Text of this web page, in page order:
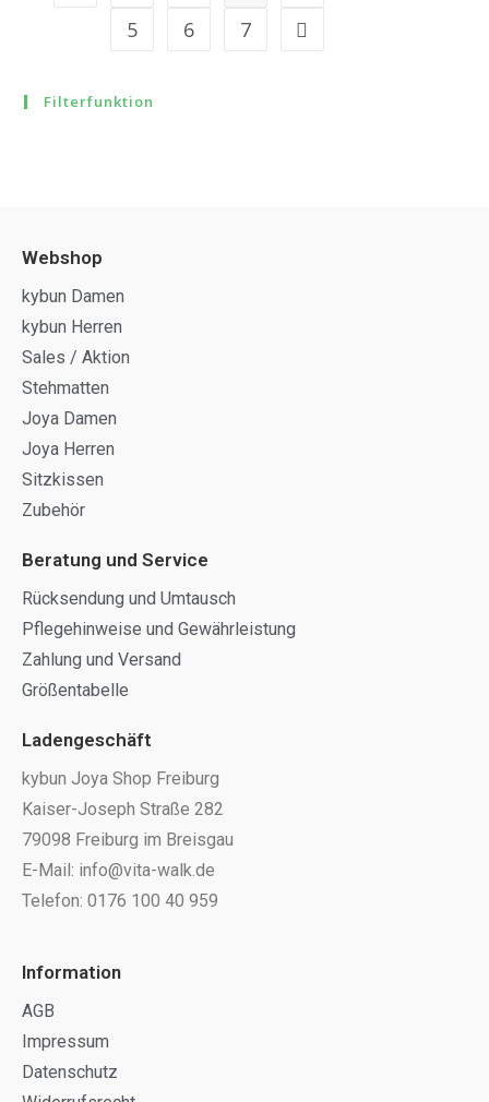
5
6 7
Filterfunktion
Webshop
kybun Damen
kybun Herren
Sales / Aktion
Stehmatten
Joya Damen
Joya Herren
Sitzkissen
Zubehör
Beratung und Service
Rücksendung und Umtausch
Pflegehinweise und Gewährleistung
Zahlung und Versand
Größentabelle
Ladengeschäft
kybun Joya Shop Freiburg
Kaiser-Joseph Straße 282
79098 Freiburg im Breisgau
E-Mail: info@vita-walk.de
Telefon: 0176 100 40 959
Information
AGB
Impressum
Datenschutz